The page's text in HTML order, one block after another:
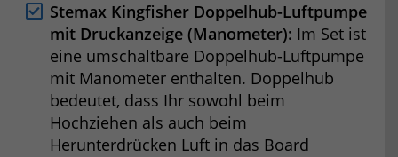
Stemax Kingfisher Doppelhub-Luftpumpe
mit Druckanzeige (Manometer): Im Set ist
eine umschaltbare Doppelhub-Luftpumpe
mit Manometer enthalten. Doppelhub
bedeutet, dass Ihr sowohl beim
Hochziehen als auch beim
Herunterdrücken Luft in das Board